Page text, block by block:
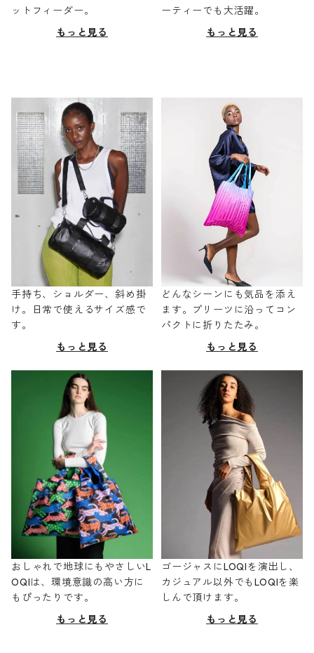
ットフィーダー。
もっと見る
ーティーでも大活躍。
もっと見る
手持ち、ショルダー、斜め掛
け。日常で使えるサイズ感で
す。
もっと見る
どんなシーンにも気品を添え
ます。プリーツに沿ってコン
パクトに折りたたみ。
もっと見る
おしゃれで地球にもやさしいL
OQIは、環境意識の高い方に
もぴったりです。
もっと見る
ゴージャスにLOQIを演出し、
カジュアル以外でもLOQIを楽
しんで頂けます。
もっと見る